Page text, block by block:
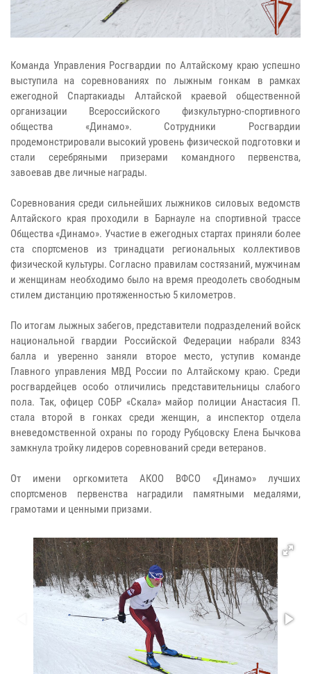
Команда Управления Росгвардии по Алтайскому краю успешно
выступила на соревнованиях по лыжным гонкам в рамках
ежегодной Спартакиады Алтайской краевой общественной
организации Всероссийского физкультурно-спортивного
общества «Динамо». Сотрудники Росгвардии
продемонстрировали высокий уровень физической подготовки и
стали серебряными призерами командного первенства,
завоевав две личные награды.
Соревнования среди сильнейших лыжников силовых ведомств
Алтайского края проходили в Барнауле на спортивной трассе
Общества «Динамо». Участие в ежегодных стартах приняли более
ста спортсменов из тринадцати региональных коллективов
физической культуры. Согласно правилам состязаний, мужчинам
и женщинам необходимо было на время преодолеть свободным
стилем дистанцию протяженностью 5 километров.
По итогам лыжных забегов, представители подразделений войск
национальной гвардии Российской Федерации набрали 8343
балла и уверенно заняли второе место, уступив команде
Главного управления МВД России по Алтайскому краю. Среди
росгвардейцев особо отличились представительницы слабого
пола. Так, офицер СОБР «Скала» майор полиции Анастасия П.
стала второй в гонках среди женщин, а инспектор отдела
вневедомственной охраны по городу Рубцовску Елена Бычкова
замкнула тройку лидеров соревнований среди ветеранов.
От имени оргкомитета АКОО ВФСО «Динамо» лучших
спортсменов первенства наградили памятными медалями,
грамотами и ценными призами.